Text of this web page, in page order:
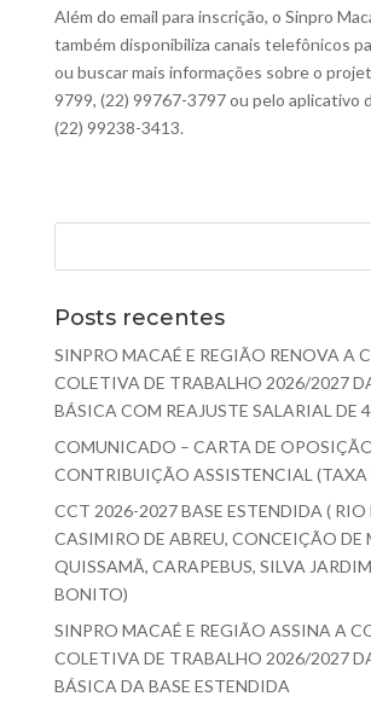
Além do email para inscrição, o Sinpro
também disponibiliza canais telefônicos
ou buscar mais informações sobre o
9799, (22) 99767-3797 ou pelo aplicativo
(22) 99238-3413.
Posts recentes
SINPRO MACAÉ E REGIÃO RENOVA A
COLETIVA DE TRABALHO 2026/2027
BÁSICA COM REAJUSTE SALARIAL DE
COMUNICADO – CARTA DE
CONTRIBUIÇÃO ASSISTENCIAL (TAXA
CCT 2026-2027 BASE ESTENDIDA ( RIO
CASIMIRO DE ABREU, CONCEIÇÃO DE
QUISSAMÃ, CARAPEBUS, SILVA
BONITO)
SINPRO MACAÉ E REGIÃO ASSINA A
COLETIVA DE TRABALHO 2026/2027
BÁSICA DA BASE ESTENDIDA